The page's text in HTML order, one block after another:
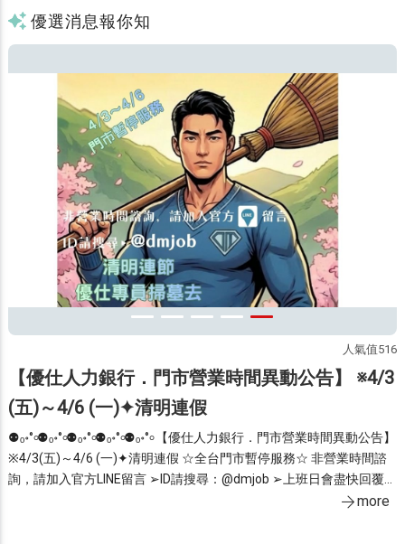
優選消息報你知
人氣值516
【優仕人力銀行．門市營業時間異動公告】 ※4/3
(五)～4/6 (一)✦清明連假
⚉ₒ॰°৹⚉ₒ॰°৹⚉ₒ॰°৹⚉ₒ॰°৹⚉ₒ॰°৹ 【優仕人力銀行．門市營業時間異動公告】
※4/3(五)～4/6 (一)✦清明連假 ☆全台門市暫停服務☆ 非營業時間諮
詢，請加入官方LINE留言 ➢ID請搜尋：@dmjob ➢上班日會盡快回覆
唷！ ◂官網維持正常營運▸ ╾ 歡迎線上投遞履歷，快速安排面試 ╼ 您的
more